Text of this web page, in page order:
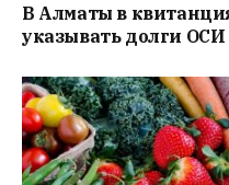
В Алматы в
указывать долги